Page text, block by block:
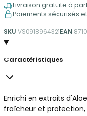
Livraison gratuite à
Paiements sécurisés
SKU VS0918964321EAN
Caractéristiques
Enrichi en extraits
fraîcheur et